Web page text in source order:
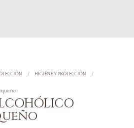
HIGIENE Y PROTECCIÓN